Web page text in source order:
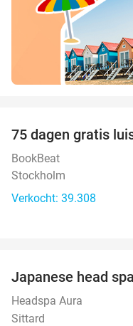
75 dagen gratis
BookBeat
Stockholm
Verkocht: 39.308
Japanese head
Headspa Aura
Sittard